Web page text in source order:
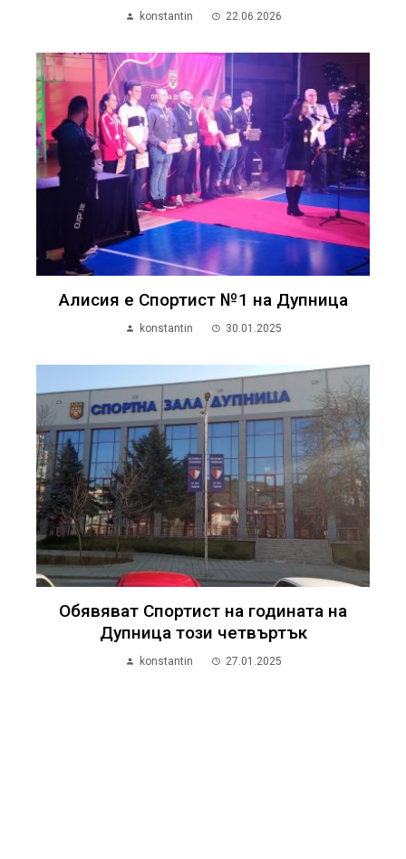
konstantin 22.06.2026
Алисия е Спортист №1 на Дупница
konstantin 30.01.2025
Обявяват Спортист на годината на
Дупница този четвъртък
konstantin 27.01.2025